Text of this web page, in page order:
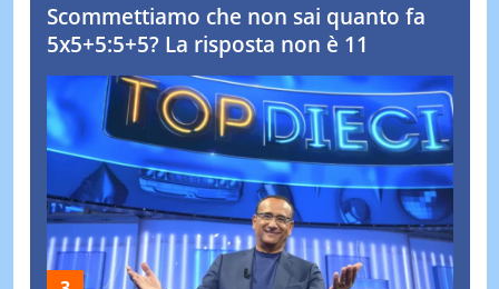
Scommettiamo che non sai quanto fa
5x5+5:5+5? La risposta non è 11